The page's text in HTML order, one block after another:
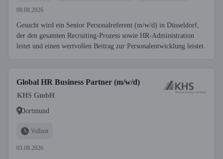
08.08.2026
Gesucht wird ein Senior Personalreferent (m/w/d) in Düsseldorf,
der den gesamten Recruiting-Prozess sowie HR-Administration
leitet und einen wertvollen Beitrag zur Personalentwicklung leistet.
Global HR Business Partner (m/w/d)
KHS GmbH
Dortmund
Vollzeit
03.08.2026